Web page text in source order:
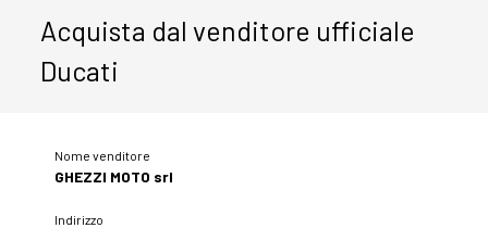
Acquista dal venditore ufficiale
Ducati
Nome venditore
GHEZZI MOTO srl
Indirizzo